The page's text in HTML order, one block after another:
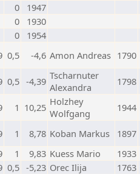
0
1947
0
1930
0
1954
0,5 -4,6 Amon Andreas 1790
0,5 -4,39 Tscharnuter
Alexandra
1798
1 10,25 Holzhey
Wolfgang
1944
1 8,78 Koban Markus 1897
1 9,83 Kuess Mario 1933
0,5 -5,23 Orec Ilija 1763